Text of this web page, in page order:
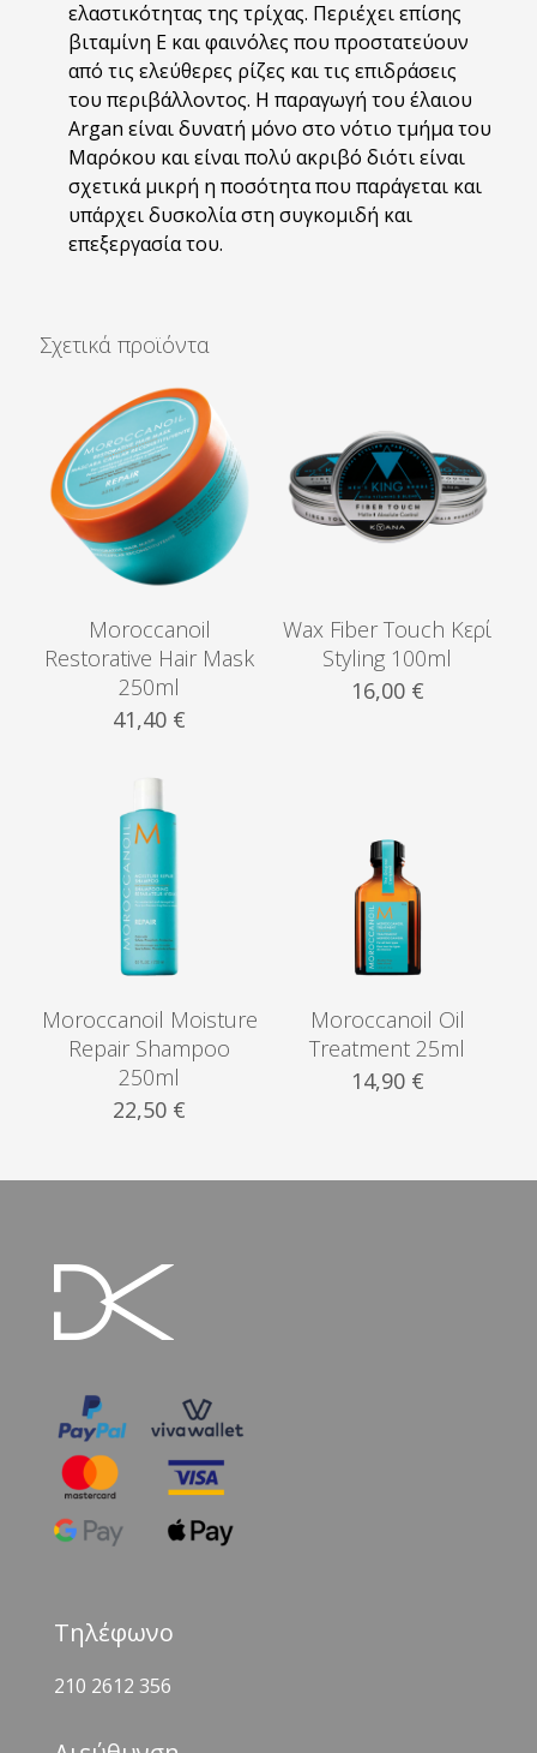
ελαστικότητας της τρίχας. Περιέχει επίσης
βιταμίνη Ε και φαινόλες που προστατεύουν
από τις ελεύθερες ρίζες και τις επιδράσεις
του περιβάλλοντος. Η παραγωγή του έλαιου
Argan είναι δυνατή μόνο στο νότιο τμήμα του
Μαρόκου και είναι πολύ ακριβό διότι είναι
σχετικά μικρή η ποσότητα που παράγεται και
υπάρχει δυσκολία στη συγκομιδή και
επεξεργασία του.
Σχετικά προϊόντα
Moroccanoil
Restorative Hair Mask
250ml
41,40 €
Wax Fiber Touch Κερί
Styling 100ml
16,00 €
Moroccanoil Moisture
Repair Shampoo
250ml
22,50 €
Moroccanoil Oil
Treatment 25ml
14,90 €
Τηλέφωνο
210 2612 356